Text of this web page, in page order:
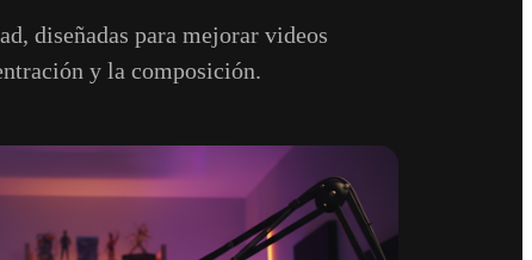
diseñadas para mejorar videos
y la composición.